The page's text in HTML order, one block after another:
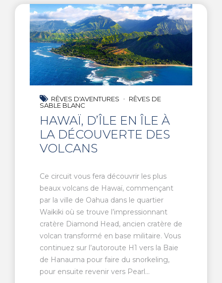
RÊVES D'AVENTURES
RÊVES DE
SABLE BLANC
HAWAÏ, D’ÎLE EN ÎLE À
LA DÉCOUVERTE DES
VOLCANS
Ce circuit vous fera découvrir les plus
beaux volcans de Hawaï, commençant
par la ville de Oahua dans le quartier
Waikiki où se trouve l’impressionnant
cratère Diamond Head, ancien cratère de
volcan transformé en base militaire. Vous
continuez sur l’autoroute H1 vers la Baie
de Hanauma pour faire du snorkeling,
pour ensuite revenir vers Pearl...